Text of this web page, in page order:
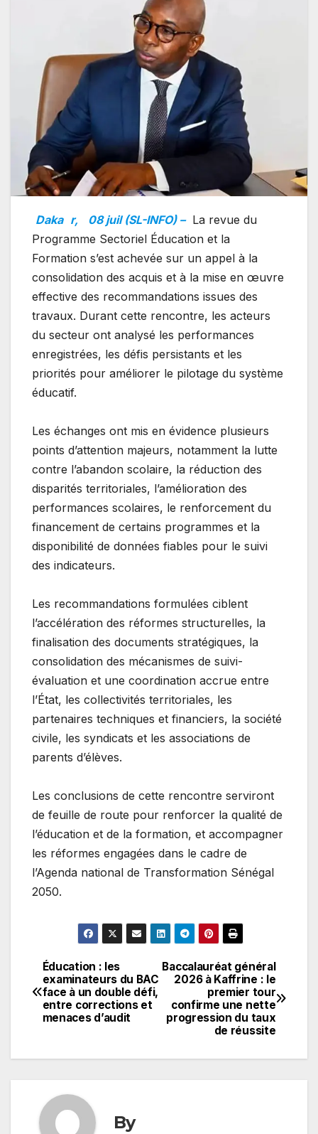
Daka r, 08 juil (SL-INFO) – La revue du
Programme Sectoriel Éducation et la
Formation s’est achevée sur un appel à la
consolidation des acquis et à la mise en œuvre
effective des recommandations issues des
travaux. Durant cette rencontre, les acteurs
du secteur ont analysé les performances
enregistrées, les défis persistants et les
priorités pour améliorer le pilotage du système
éducatif.
Les échanges ont mis en évidence plusieurs
points d’attention majeurs, notamment la lutte
contre l’abandon scolaire, la réduction des
disparités territoriales, l’amélioration des
performances scolaires, le renforcement du
financement de certains programmes et la
disponibilité de données fiables pour le suivi
des indicateurs.
Les recommandations formulées ciblent
l’accélération des réformes structurelles, la
finalisation des documents stratégiques, la
consolidation des mécanismes de suivi-
évaluation et une coordination accrue entre
l’État, les collectivités territoriales, les
partenaires techniques et financiers, la société
civile, les syndicats et les associations de
parents d’élèves.
Les conclusions de cette rencontre serviront
de feuille de route pour renforcer la qualité de
l’éducation et de la formation, et accompagner
les réformes engagées dans le cadre de
l’Agenda national de Transformation Sénégal
2050.
Navigation
de
Baccalauréat général
2026 à Kaffrine : le
premier tour
confirme une nette
progression du taux
de réussite
Éducation : les
examinateurs du BAC
face à un double défi,
entre corrections et
menaces d’audit
By